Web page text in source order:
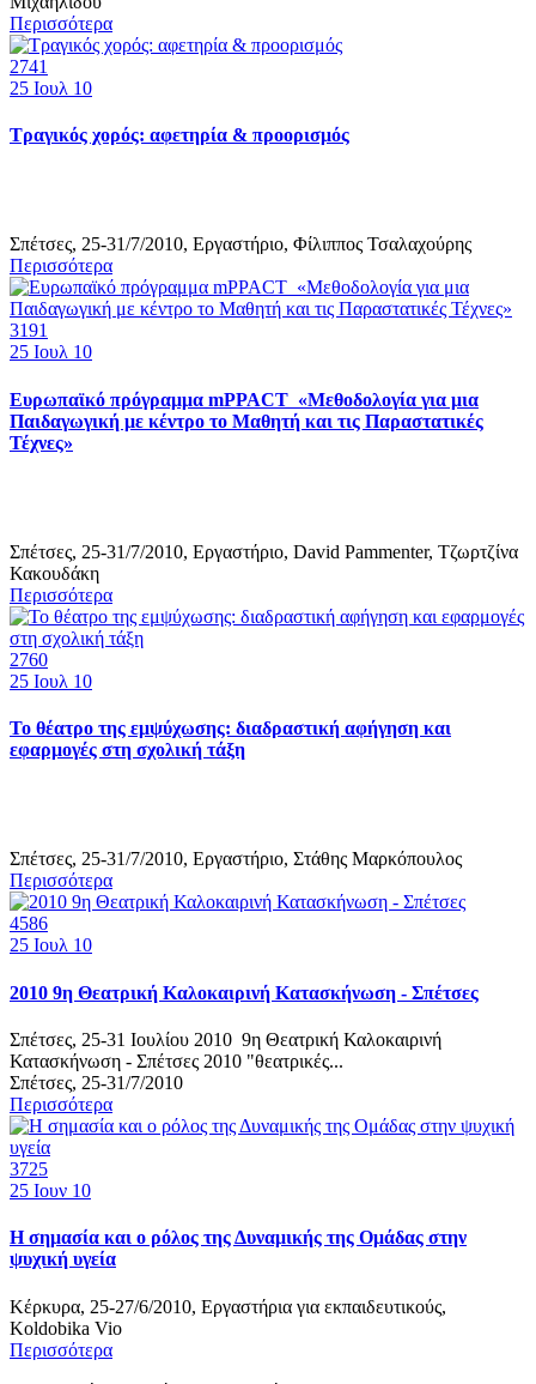
Περισσότερα
2741
25 Ιουλ 10
Τραγικός χορός: αφετηρία & προορισμός
Σπέτσες, 25-31/7/2010, Εργαστήριο, Φίλιππος Τσαλαχούρης
Περισσότερα
3191
25 Ιουλ 10
Ευρωπαϊκό πρόγραμμα mPPACT «Μεθοδολογία για μια
Παιδαγωγική με κέντρο το Μαθητή και τις Παραστατικές
Τέχνες»
Σπέτσες, 25-31/7/2010, Εργαστήριο, David Pammenter, Τζωρτζίνα
Κακουδάκη
Περισσότερα
2760
25 Ιουλ 10
Το θέατρο της εμψύχωσης: διαδραστική αφήγηση και
εφαρμογές στη σχολική τάξη
Σπέτσες, 25-31/7/2010, Εργαστήριο, Στάθης Μαρκόπουλος
Περισσότερα
4586
25 Ιουλ 10
2010 9η Θεατρική Καλοκαιρινή Κατασκήνωση - Σπέτσες
Σπέτσες, 25-31 Ιουλίου 2010 9η Θεατρική Καλοκαιρινή
Κατασκήνωση - Σπέτσες 2010 "θεατρικές...
Σπέτσες, 25-31/7/2010
Περισσότερα
3725
25 Ιουν 10
H σημασία και ο ρόλος της Δυναμικής της Ομάδας στην
ψυχική υγεία
Κέρκυρα, 25-27/6/2010, Εργαστήρια για εκπαιδευτικούς,
Koldobika Vio
Περισσότερα